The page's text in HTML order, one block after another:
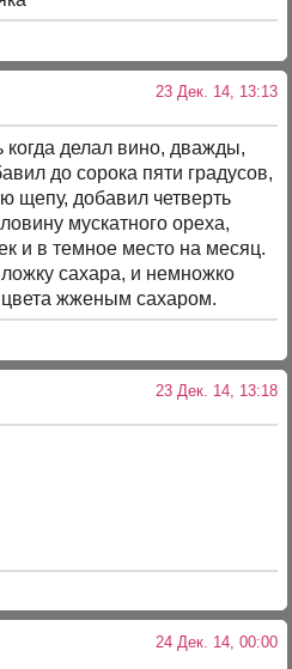
23 Дек. 14, 13:13
когда делал вино, дважды,
до сорока пяти градусов,
щепу, добавил четверть
мускатного ореха,
и в темное место на месяц.
сахара, и немножко
жженым сахаром.
23 Дек. 14, 13:18
24 Дек. 14, 00:00